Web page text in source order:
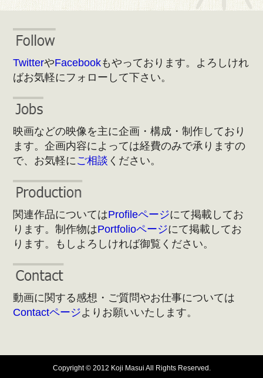
TwitterやFacebookもやっております。よろしけれ
ばお気軽にフォローして下さい。
映画などの映像を主に企画・構成・制作しており
ます。企画内容によっては経費のみで承りますの
で、お気軽に ご相談 ください。
関連作品についてはProfileページにて掲載してお
ります。制作物はPortfolioページにて掲載してお
ります。もしよろしければ御覧ください。
動画に関する感想・ご質問やお仕事については
Contactページよりお願いいたします。
Copyright © 2012 Koji Masui All Rights Reserved.